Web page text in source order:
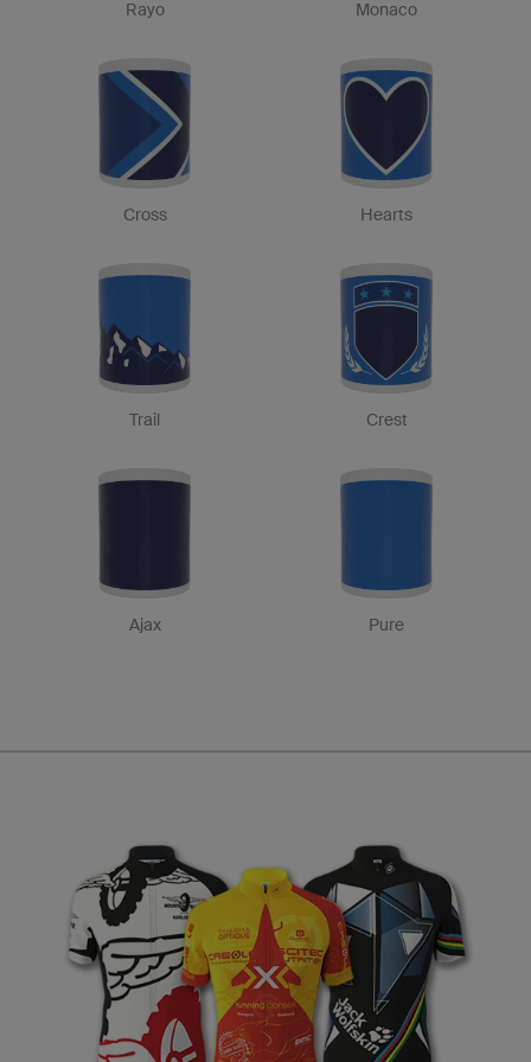
Rayo Monaco
Cross Hearts
Trail Crest
Ajax Pure